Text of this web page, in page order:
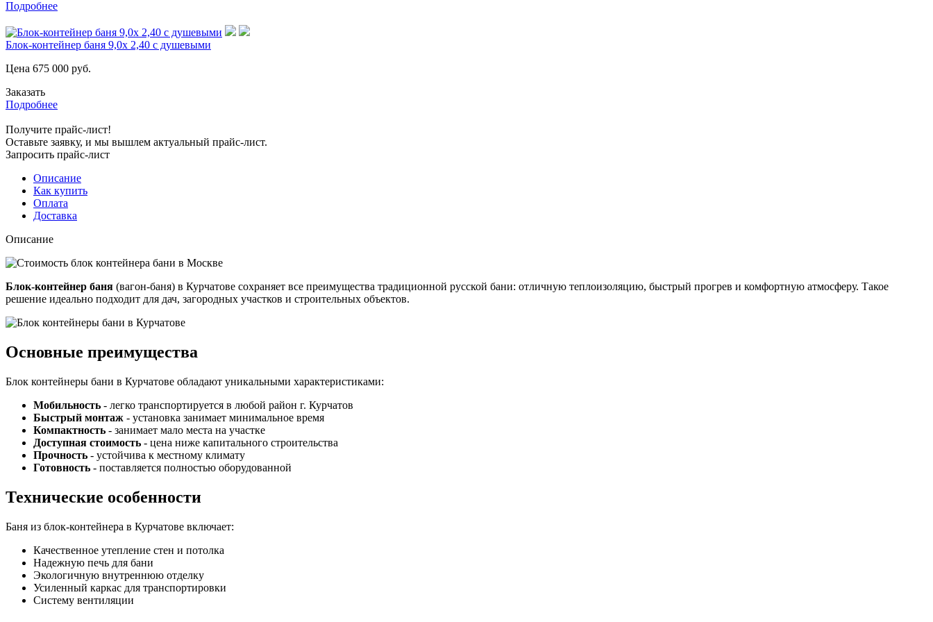
Подробнее
Блок-контейнер баня 9,0х 2,40 с душевыми
Цена 675 000 руб.
Заказать
Подробнее
Получите прайс-лист!
Оставьте заявку, и мы вышлем актуальный прайс-лист.
Запросить прайс-лист
Описание
Как купить
Оплата
Доставка
Описание
Блок-контейнер баня (вагон-баня) в Курчатове сохраняет все преимущества традиционной русской бани: отличную теплоизоляцию, быстрый прогрев и комфортную атмосферу. Такое
решение идеально подходит для дач, загородных участков и строительных объектов.
Основные преимущества
Блок контейнеры бани в Курчатове обладают уникальными характеристиками:
Мобильность - легко транспортируется в любой район г. Курчатов
Быстрый монтаж - установка занимает минимальное время
Компактность - занимает мало места на участке
Доступная стоимость - цена ниже капитального строительства
Прочность - устойчива к местному климату
Готовность - поставляется полностью оборудованной
Технические особенности
Баня из блок-контейнера в Курчатове включает:
Качественное утепление стен и потолка
Надежную печь для бани
Экологичную внутреннюю отделку
Усиленный каркас для транспортировки
Систему вентиляции